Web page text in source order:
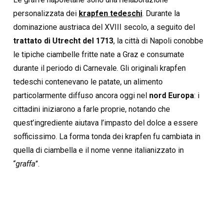
personalizzata dei krapfen tedeschi. Durante la
dominazione austriaca del XVIII secolo, a seguito del
trattato di Utrecht del 1713, la città di Napoli conobbe
le tipiche ciambelle fritte nate a Graz e consumate
durante il periodo di Carnevale. Gli originali krapfen
tedeschi contenevano le patate, un alimento
particolarmente diffuso ancora oggi nel nord Europa: i
cittadini iniziarono a farle proprie, notando che
quest’ingrediente aiutava l’impasto del dolce a essere
sofficissimo. La forma tonda dei krapfen fu cambiata in
quella di ciambella e il nome venne italianizzato in
“graffa”.